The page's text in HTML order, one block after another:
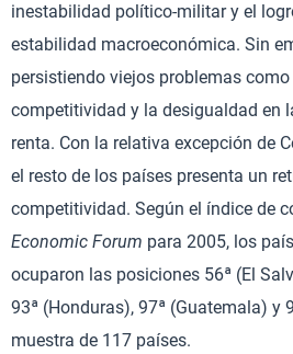
inestabilidad político-militar y el
estabilidad macroeconómica. Sin
persistiendo viejos problemas
competitividad y la desigualdad en
renta. Con la relativa excepción de
el resto de los países presenta un
competitividad. Según el índice de
Economic Forum para 2005, los
ocuparon las posiciones 56ª (El
93ª (Honduras), 97ª (Guatemala) y
muestra de 117 países.